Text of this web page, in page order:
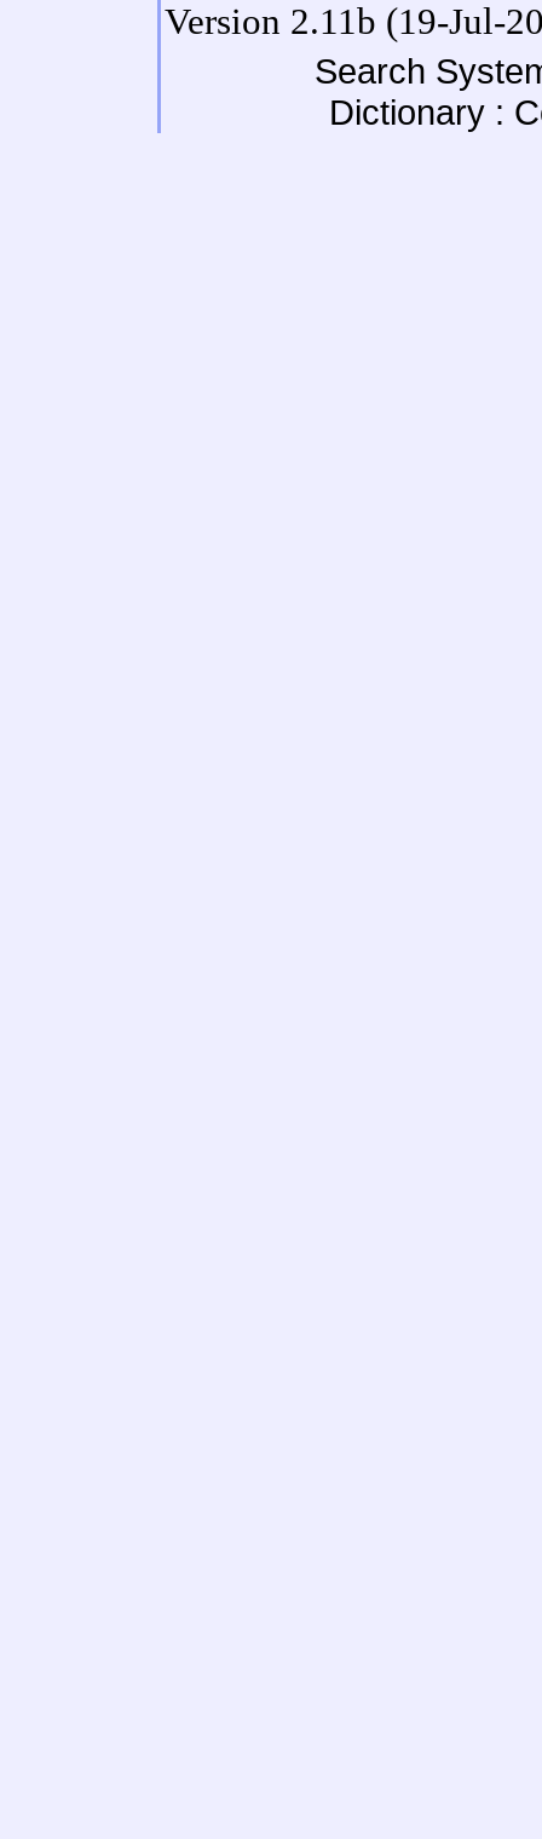
Version 2.11b (19-Jul-
Search
Dictionary :